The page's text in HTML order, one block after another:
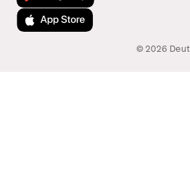
Laden im App Store
© 2026